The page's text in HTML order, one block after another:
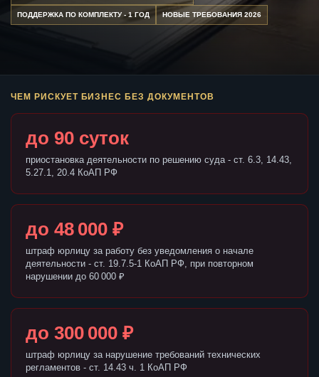
ПОДДЕРЖКА ПО КОМПЛЕКТУ - 1 ГОД НОВЫЕ ТРЕБОВАНИЯ 2026
ЧЕМ РИСКУЕТ БИЗНЕС БЕЗ ДОКУМЕНТОВ
до 90 суток
приостановка деятельности по решению суда - ст. 6.3, 14.43,
5.27.1, 20.4 КоАП РФ
до 48 000 ₽
штраф юрлицу за работу без уведомления о начале
деятельности - ст. 19.7.5-1 КоАП РФ, при повторном
нарушении до 60 000 ₽
до 300 000 ₽
штраф юрлицу за нарушение требований технических
регламентов - ст. 14.43 ч. 1 КоАП РФ